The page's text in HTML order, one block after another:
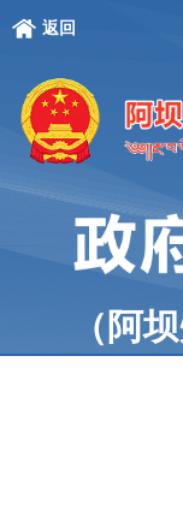
返回
（阿